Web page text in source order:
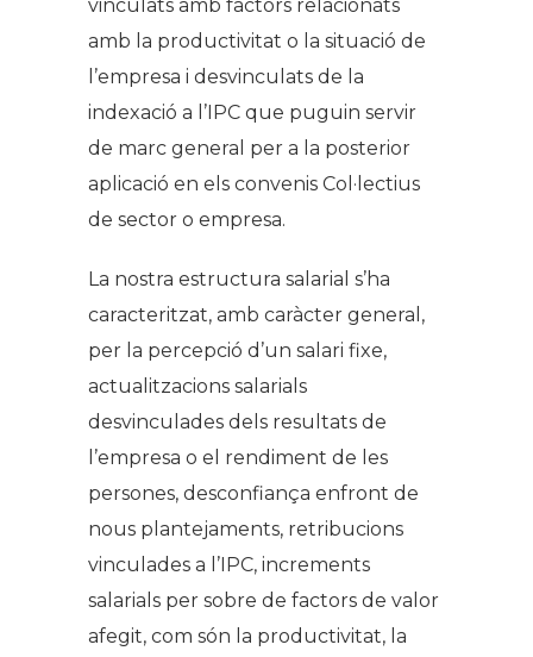
vinculats amb factors relacionats
amb la productivitat o la situació de
l’empresa i desvinculats de la
indexació a l’IPC que puguin servir
de marc general per a la posterior
aplicació en els convenis Col·lectius
de sector o empresa.
La nostra estructura salarial s’ha
caracteritzat, amb caràcter general,
per la percepció d’un salari fixe,
actualitzacions salarials
desvinculades dels resultats de
l’empresa o el rendiment de les
persones, desconfiança enfront de
nous plantejaments, retribucions
vinculades a l’IPC, increments
salarials per sobre de factors de valor
afegit, com són la productivitat, la